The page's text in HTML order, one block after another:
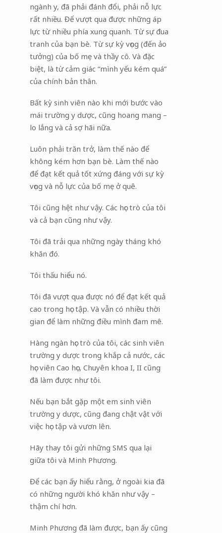
ngành y, đã phải đánh đổi, phải nỗ lực
rất nhiều. Để vượt qua được những áp
lực từ nhiều phía xung quanh. Từ sự đua
tranh của bạn bè. Từ sự kỳ vọng (đến ảo
tưởng) của bố mẹ và thầy cô. Và đặc
biệt, là từ cảm giác “mình yếu kém quá”
của chính bản thân.
Bất kỳ sinh viên nào khi mới bước vào
mái trường y dược, cũng hoang mang –
lo lắng và cả sợ hãi nữa.
Luôn phải trăn trở, làm thế nào để
không kém hơn bạn bè. Làm thế nào
để đạt kết quả tốt xứng đáng với sự kỳ
vọng và nỗ lực của bố mẹ ở quê.
Tôi cũng hệt như vậy. Các học trò của tôi
và cả bạn cũng như vậy.
Tôi đã trải qua những ngày tháng khó
khăn đó.
Tôi thấu hiểu nó.
Tôi đã vượt qua được nó để đạt kết quả
cao trong học tập. Và vẫn có nhiều thời
gian để làm những điều mình đam mê.
Hàng ngàn học trò của tôi, các sinh viên
trường y dược trong khắp cả nước, các
học viên Cao học, Chuyên khoa I, II cũng
đã làm được như tôi.
Nếu bạn bắt gặp một em sinh viên
trường y dược, cũng đang chật vật với
việc học tập và vươn lên.
Hãy thay tôi gửi những SMS qua lại
giữa tôi và Minh Phương.
Để các bạn ấy hiểu rằng, ở ngoài kia đã
có những người khó khăn như vậy –
thậm chí hơn.
Minh Phương đã làm được, bạn ấy cũng